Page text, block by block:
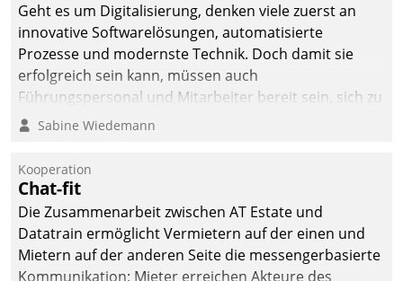
Geht es um Digitalisierung, denken viele zuerst an
innovative Softwarelösungen, automatisierte
Prozesse und modernste Technik. Doch damit sie
erfolgreich sein kann, müssen auch
Führungspersonal und Mitarbeiter bereit sein, sich zu
verändern und anzupassen, sonst werden sie an ihr
Sabine Wiedemann
Kooperation
Chat-fit
Die Zusammenarbeit zwischen AT Estate und
Datatrain ermöglicht Vermietern auf der einen und
Mietern auf der anderen Seite die messengerbasierte
Kommunikation: Mieter erreichen Akteure des